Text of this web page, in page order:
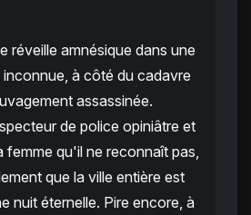
réveille amnésique dans une
à côté du cadavre
assassinée.
de police opiniâtre et
femme qu'il ne reconnaît pas,
que la ville entière est
nuit éternelle. Pire encore, à